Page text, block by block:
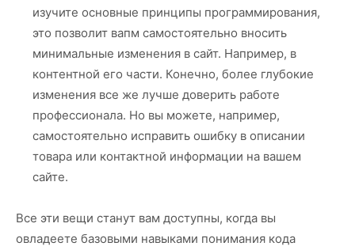
изучите основные принципы программирования,
это позволит вапм самостоятельно вносить
минимальные изменения в сайт. Например, в
контентной его части. Конечно, более глубокие
изменения все же лучше доверить работе
профессионала. Но вы можете, например,
самостоятельно исправить ошибку в описании
товара или контактной информации на вашем
сайте.
Все эти вещи станут вам доступны, когда вы
овладеете базовыми навыками понимания кода